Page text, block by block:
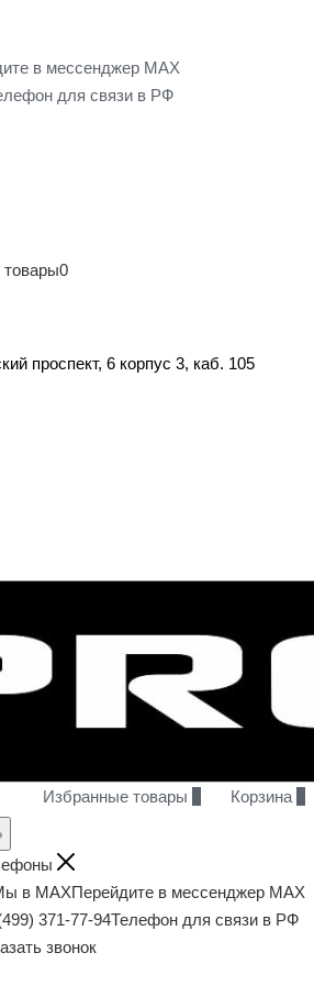
в мессенджер MAX
для связи в РФ
0
проспект, 6 корпус 3, каб. 105
Избранные товары Корзина
в MAXПерейдите в мессенджер MAX
371-77-94Телефон для связи в РФ
звонок